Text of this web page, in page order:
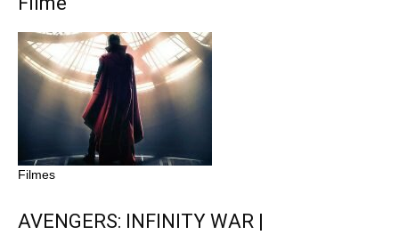
Filmes
AVENGERS: INFINITY WAR |